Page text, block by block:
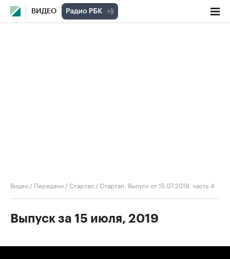
ВИДЕО
Видео / Передачи /Стартап /Стартап. Выпуск от 15.07.2019, часть 4
Выпуск за 15 июля, 2019